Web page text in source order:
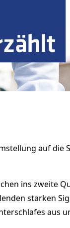
auf die
ins zweite
starken
aus